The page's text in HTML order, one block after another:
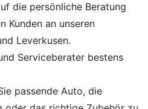
die persönliche Beratung
Kunden an unseren
Leverkusen.
Serviceberater bestens
passende Auto, die